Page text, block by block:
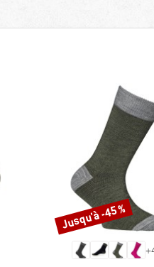
+
Remise
Jusqu'à -45 %